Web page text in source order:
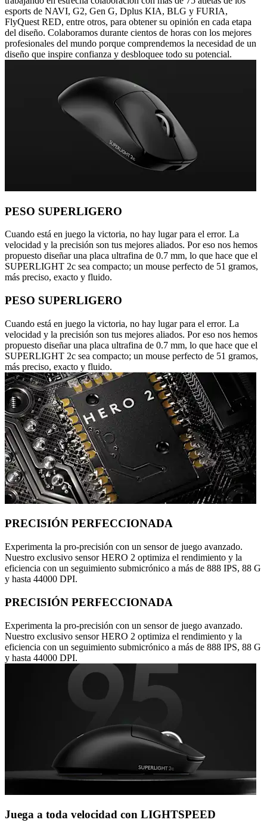
esports de NAVI, G2, Gen G, Dplus KIA, BLG y FURIA,
FlyQuest RED, entre otros, para obtener su opinión en cada etapa
del diseño. Colaboramos durante cientos de horas con los mejores
profesionales del mundo porque comprendemos la necesidad de un
diseño que inspire confianza y desbloquee todo su potencial.
PESO SUPERLIGERO
Cuando está en juego la victoria, no hay lugar para el error. La
velocidad y la precisión son tus mejores aliados. Por eso nos hemos
propuesto diseñar una placa ultrafina de 0.7 mm, lo que hace que el
SUPERLIGHT 2c sea compacto; un mouse perfecto de 51 gramos,
más preciso, exacto y fluido.
PESO SUPERLIGERO
Cuando está en juego la victoria, no hay lugar para el error. La
velocidad y la precisión son tus mejores aliados. Por eso nos hemos
propuesto diseñar una placa ultrafina de 0.7 mm, lo que hace que el
SUPERLIGHT 2c sea compacto; un mouse perfecto de 51 gramos,
más preciso, exacto y fluido.
PRECISIÓN PERFECCIONADA
Experimenta la pro-precisión con un sensor de juego avanzado.
Nuestro exclusivo sensor HERO 2 optimiza el rendimiento y la
eficiencia con un seguimiento submicrónico a más de 888 IPS, 88 G
y hasta 44000 DPI.
PRECISIÓN PERFECCIONADA
Experimenta la pro-precisión con un sensor de juego avanzado.
Nuestro exclusivo sensor HERO 2 optimiza el rendimiento y la
eficiencia con un seguimiento submicrónico a más de 888 IPS, 88 G
y hasta 44000 DPI.
Juega a toda velocidad con LIGHTSPEED